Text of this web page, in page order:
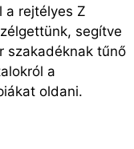
a rejtélyes Z
segítve
szakadéknak tűnő
a
oldani.